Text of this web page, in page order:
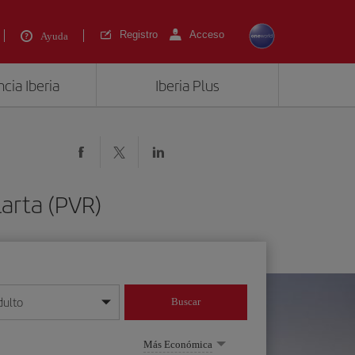
Ayuda Registro Acceso
Iberia Iberia Plus
(PVR)
mes/año
Buscar
Más Económica